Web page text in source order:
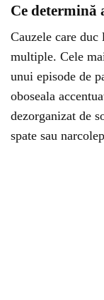
Ce
Cauzele care
multiple. Cele
unui episode de
oboseala
dezorganizat de
spate sau